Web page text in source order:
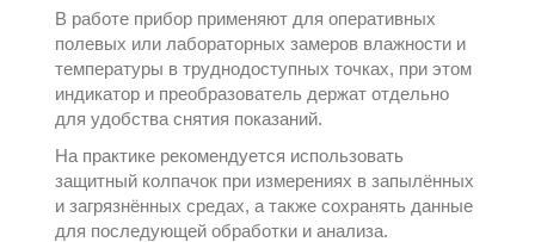
В работе прибор применяют для оперативных
полевых или лабораторных замеров влажности и
температуры в труднодоступных точках, при этом
индикатор и преобразователь держат отдельно
для удобства снятия показаний.
На практике рекомендуется использовать
защитный колпачок при измерениях в запылённых
и загрязнённых средах, а также сохранять данные
для последующей обработки и анализа.